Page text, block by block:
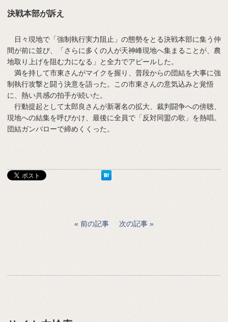
決戦本部が訴え
日々現地で「強制執行実力阻止」の態勢をとる決戦本部に集う仲
間が前に並び、「さらに多くの人が天神峰現地へ集まることが、農
地取り上げを阻む力になる」と全力でアピールした。
満を持して市東さんがマイクを握り、普段からの団結を大事に強
制執行攻撃と闘う決意を語った。この市東さんの意気込みと覚悟
に、熱い共感の拍手が続いた。
行動提起として太郎良さんが新署名の拡大、裁判闘争への傍聴、
現地への結集を呼びかけ、最後に全員で「反対同盟の歌」を熱唱。
団結ガンバローで締めくくった。
前の記事 次の記事